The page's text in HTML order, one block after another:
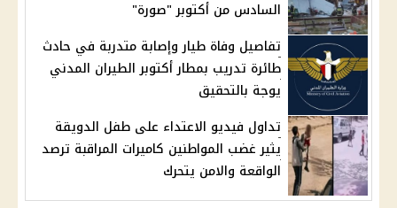
السادس من أكتوبر "صورة"
تفاصيل وفاة طيار وإصابة متدربة في حادث
طائرة تدريب بمطار أكتوبر الطيران المدني
يوجة بالتحقيق
تداول فيديو الاعتداء على طفل الدويقة
يثير غضب المواطنين كاميرات المراقبة ترصد
الواقعة والامن يتحرك